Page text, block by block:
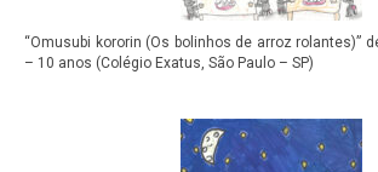
“Omusubi kororin (Os bolinhos de arroz rolantes)”
– 10 anos (Colégio Exatus, São Paulo – SP)